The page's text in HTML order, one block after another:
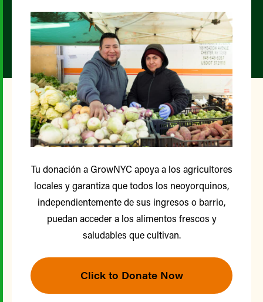
Tu donación a GrowNYC apoya a los agricultores
locales y garantiza que todos los neoyorquinos,
independientemente de sus ingresos o barrio,
puedan acceder a los alimentos frescos y
saludables que cultivan.
Click to Donate Now